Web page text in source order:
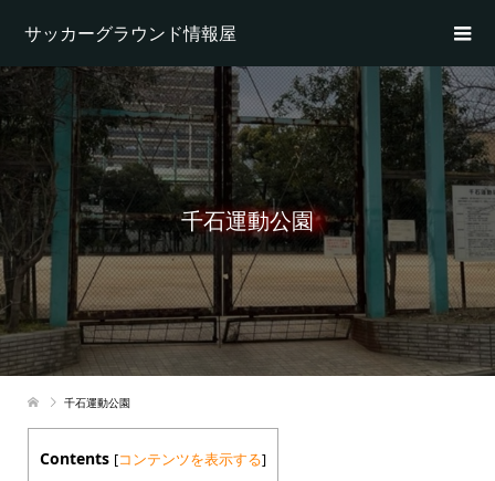
サッカーグラウンド情報屋
千石運動公園
千石運動公園
Contents [コンテンツを表示する]